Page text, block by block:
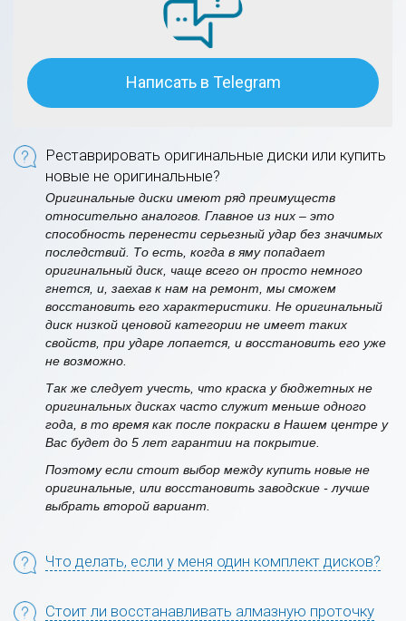
Написать в Telegram
Реставрировать оригинальные диски или купить
новые не оригинальные?
Оригинальные диски имеют ряд преимуществ
относительно аналогов. Главное из них – это
способность перенести серьезный удар без значимых
последствий. То есть, когда в яму попадает
оригинальный диск, чаще всего он просто немного
гнется, и, заехав к нам на ремонт, мы сможем
восстановить его характеристики. Не оригинальный
диск низкой ценовой категории не имеет таких
свойств, при ударе лопается, и восстановить его уже
не возможно.
Так же следует учесть, что краска у бюджетных не
оригинальных дисках часто служит меньше одного
года, в то время как после покраски в Нашем центре у
Вас будет до 5 лет гарантии на покрытие.
Поэтому если стоит выбор между купить новые не
оригинальные, или восстановить заводские - лучше
выбрать второй вариант.
Что делать, если у меня один комплект дисков?
Стоит ли восстанавливать алмазную проточку